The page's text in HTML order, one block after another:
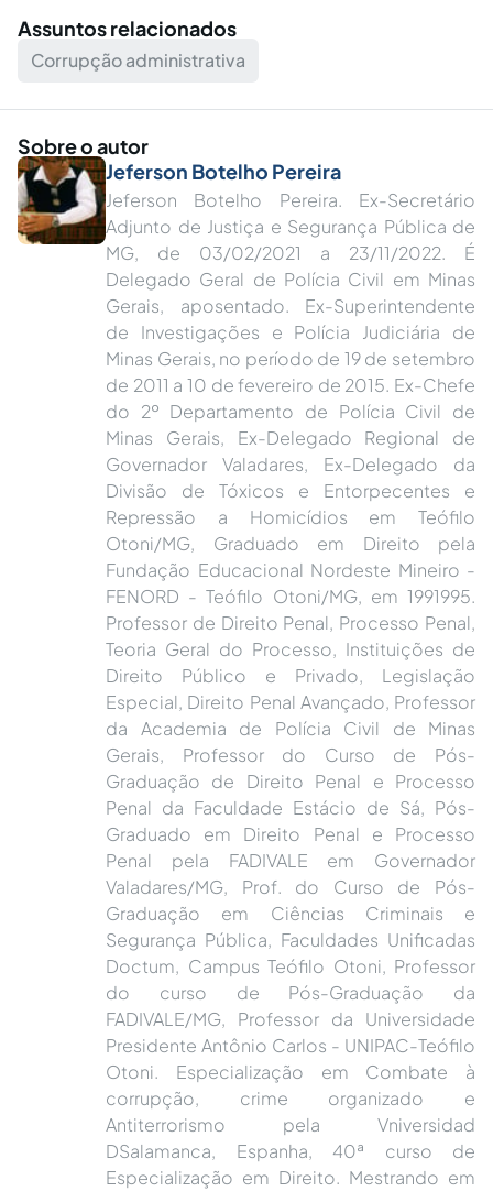
Assuntos relacionados
Corrupção administrativa
Sobre o autor
Jeferson Botelho Pereira
Jeferson Botelho Pereira. Ex-Secretário
Adjunto de Justiça e Segurança Pública de
MG, de 03/02/2021 a 23/11/2022. É
Delegado Geral de Polícia Civil em Minas
Gerais, aposentado. Ex-Superintendente
de Investigações e Polícia Judiciária de
Minas Gerais, no período de 19 de setembro
de 2011 a 10 de fevereiro de 2015. Ex-Chefe
do 2º Departamento de Polícia Civil de
Minas Gerais, Ex-Delegado Regional de
Governador Valadares, Ex-Delegado da
Divisão de Tóxicos e Entorpecentes e
Repressão a Homicídios em Teófilo
Otoni/MG, Graduado em Direito pela
Fundação Educacional Nordeste Mineiro -
FENORD - Teófilo Otoni/MG, em 1991995.
Professor de Direito Penal, Processo Penal,
Teoria Geral do Processo, Instituições de
Direito Público e Privado, Legislação
Especial, Direito Penal Avançado, Professor
da Academia de Polícia Civil de Minas
Gerais, Professor do Curso de Pós-
Graduação de Direito Penal e Processo
Penal da Faculdade Estácio de Sá, Pós-
Graduado em Direito Penal e Processo
Penal pela FADIVALE em Governador
Valadares/MG, Prof. do Curso de Pós-
Graduação em Ciências Criminais e
Segurança Pública, Faculdades Unificadas
Doctum, Campus Teófilo Otoni, Professor
do curso de Pós-Graduação da
FADIVALE/MG, Professor da Universidade
Presidente Antônio Carlos - UNIPAC-Teófilo
Otoni. Especialização em Combate à
corrupção, crime organizado e
Antiterrorismo pela Vniversidad
DSalamanca, Espanha, 40ª curso de
Especialização em Direito. Mestrando em